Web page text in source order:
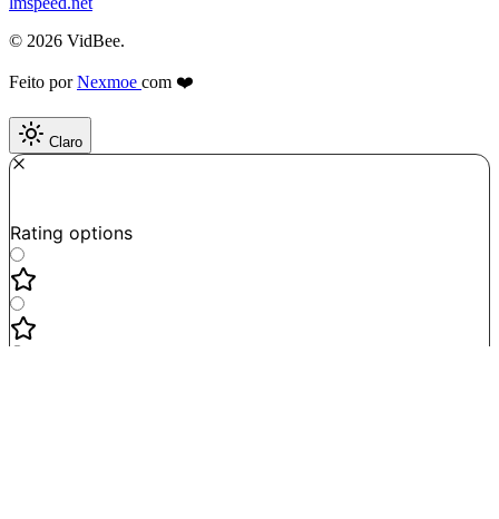
© 2026 VidBee.
Feito porNexmoe com ❤️
Claro
Rating options